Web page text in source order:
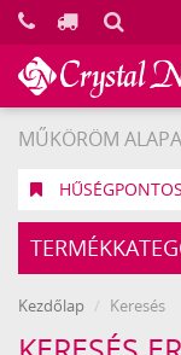
MŰKÖRÖM
Kezdőlap Keresés